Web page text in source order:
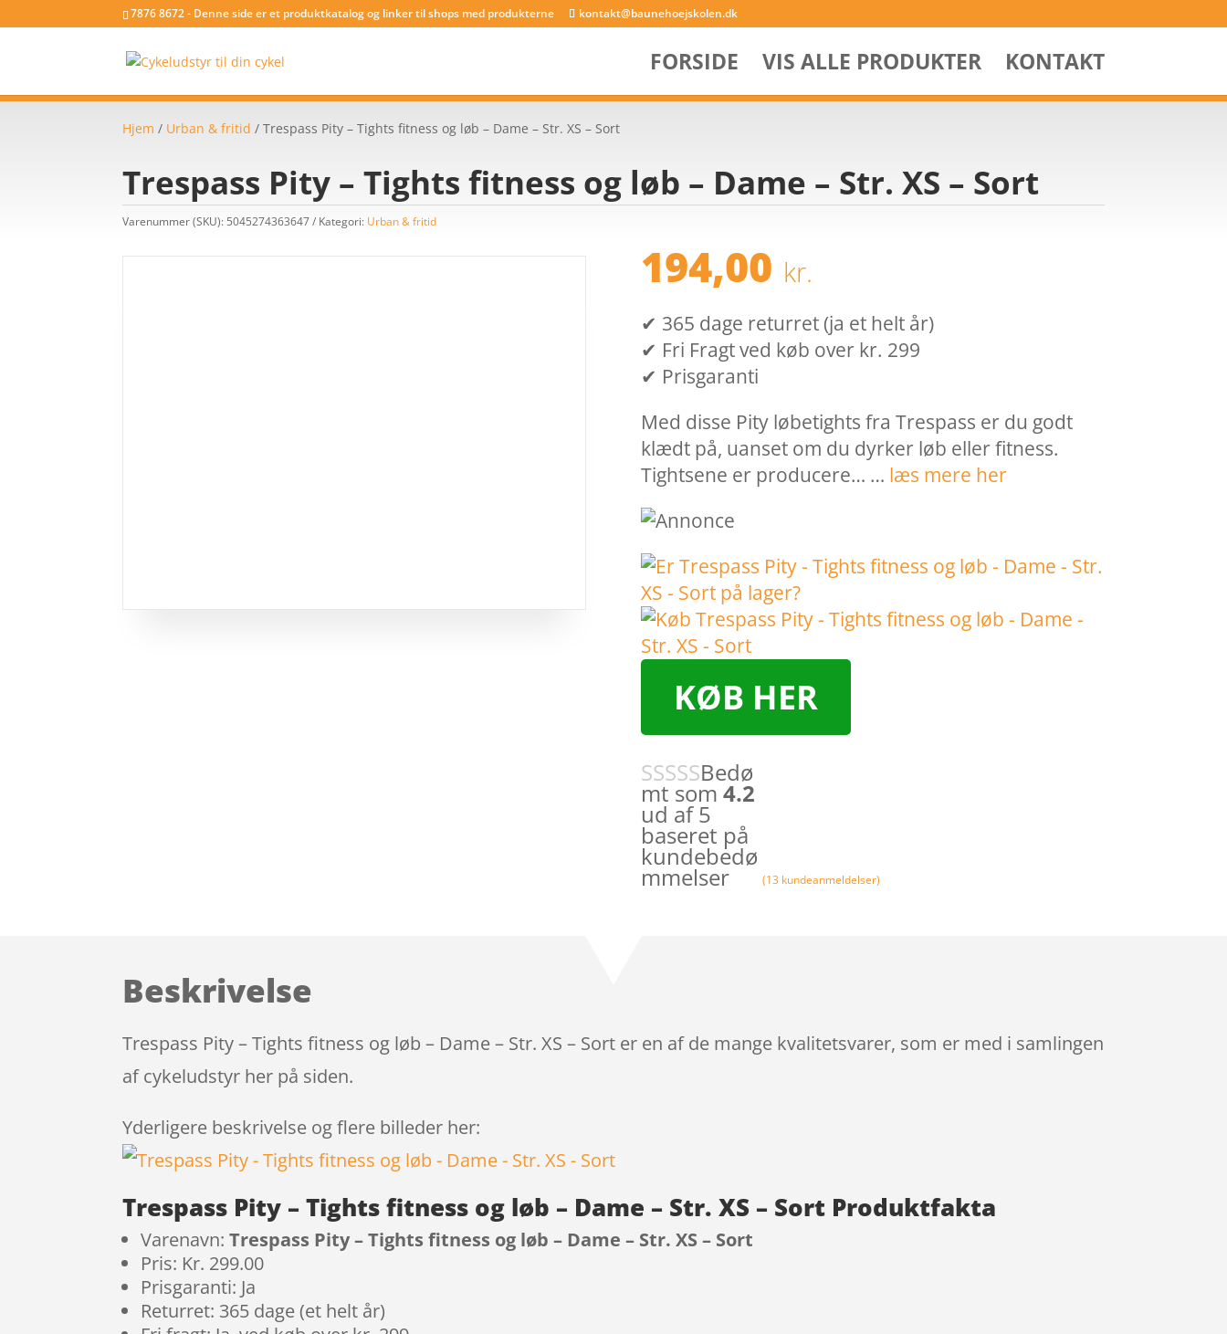
7876 8672 - Denne side er et produktkatalog og linker til shops med produkterne kontakt@baunehoejskolen.dk
FORSIDE VIS ALLE PRODUKTER KONTAKT
Hjem / Urban & fritid / Trespass Pity – Tights fitness og løb – Dame – Str. XS – Sort
Trespass Pity – Tights fitness og løb – Dame – Str. XS – Sort
Varenummer (SKU): 5045274363647 Kategori: Urban & fritid
194,00 kr.
✔ 365 dage returret (ja et helt år)
✔ Fri Fragt ved køb over kr. 299
✔ Prisgaranti
Med disse Pity løbetights fra Trespass er du godt
klædt på, uanset om du dyrker løb eller fitness.
Tightsene er producere… … læs mere her
KØB HER
Bedø
mt som 4.2
ud af 5
baseret på
kundebedø
mmelser (13 kundeanmeldelser)
Beskrivelse
Trespass Pity – Tights fitness og løb – Dame – Str. XS – Sort er en af de mange kvalitetsvarer, som er med i samlingen
af cykeludstyr her på siden.
Yderligere beskrivelse og flere billeder her:
Trespass Pity – Tights fitness og løb – Dame – Str. XS – Sort Produktfakta
Varenavn:Trespass Pity – Tights fitness og løb – Dame – Str. XS – Sort
Pris: Kr. 299.00
Prisgaranti: Ja
Returret: 365 dage (et helt år)